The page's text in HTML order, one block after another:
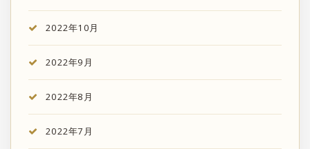
2022年10月
2022年9月
2022年8月
2022年7月